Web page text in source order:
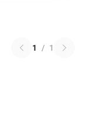
1 / 1